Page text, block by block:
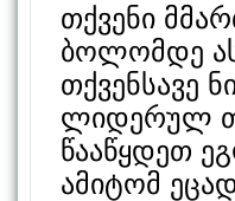
თქვენი
ბოლომდე
თქვენსავე
ლიდერულ
წააწყდეთ
ამიტომ